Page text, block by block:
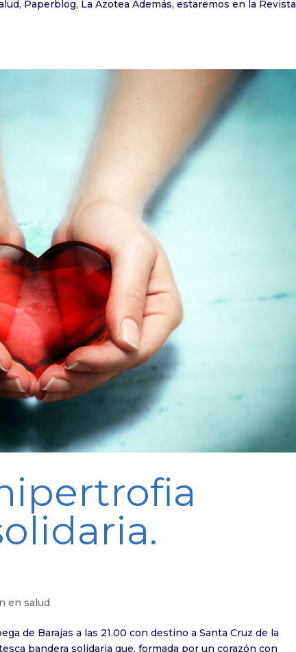
Paperblog, La Azotea Además, estaremos en la Revista
en salud
de Barajas a las 21.00 con destino a Santa Cruz de la
bandera solidaria que, formada por un corazón con